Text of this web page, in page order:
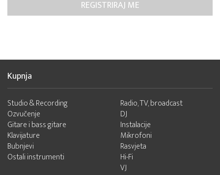
Kupnja
Studio & Recording
Ozvučenje
Gitare i bass gitare
Klavijature
Bubnjevi
Ostali instrumenti
Radio, TV, broadcast
DJ
Instalacije
Mikrofoni
Rasvjeta
Hi-Fi
VJ